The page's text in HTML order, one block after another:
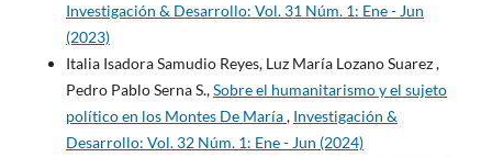
Investigación & Desarrollo: Vol. 31 Núm. 1: Ene - Jun
(2023)
Italia Isadora Samudio Reyes, Luz María Lozano Suarez ,
Pedro Pablo Serna S.,Sobre el humanitarismo y el sujeto
político en los Montes De María, Investigación &
Desarrollo: Vol. 32 Núm. 1: Ene - Jun (2024)